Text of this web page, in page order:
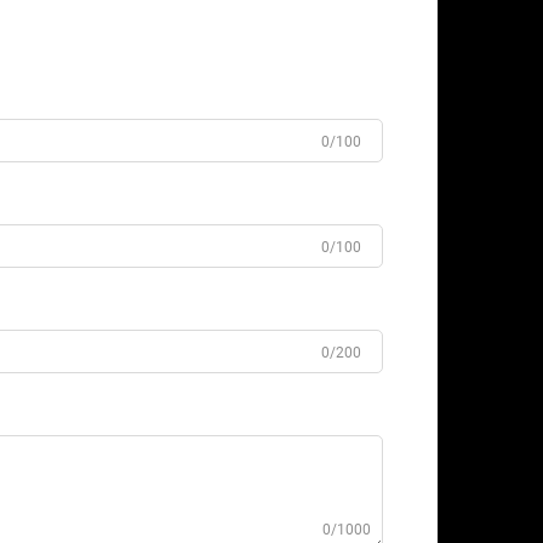
0/100
0/100
0/200
0/1000